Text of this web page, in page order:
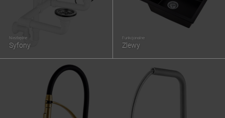
Niezbędne
Syfony
Funkcjonalne
Zlewy